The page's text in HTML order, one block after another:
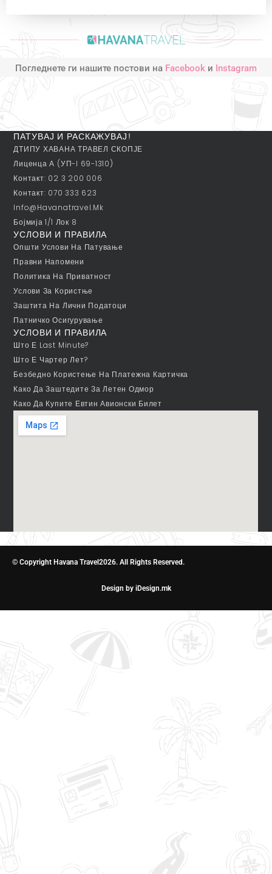
Погледнете ги нашите постови на Facebook и Instagram
ПАТУВАЈ И РАСКАЖУВАЈ!
ДТИПУ ХАВАНА ТРАВЕЛ СКОПЈЕ
Лиценца А (УП-I 69-1310)
Контакт: 02 3 200 006
Контакт: 070 333 623
Info@havanatravel.mk
Бојмија 1/1 Лок 8
УСЛОВИ И ПРАВИЛА
Општи Услови На Патување
Правни Напомени
Политика На Приватност
Услови За Користње
Заштита На Лични Податоци
Патничко Осигурување
УСЛОВИ И ПРАВИЛА
Што Е Last Minute?
Што Е Чартер Лет?
Безбедно Користење На Платежна Картичка
Како Да Заштедите За Летен Одмор
Како Да Купите Евтин Авионски Билет
© Copyright Havana Travel2026. All Rights Reserved.
Design by iDesign.mk